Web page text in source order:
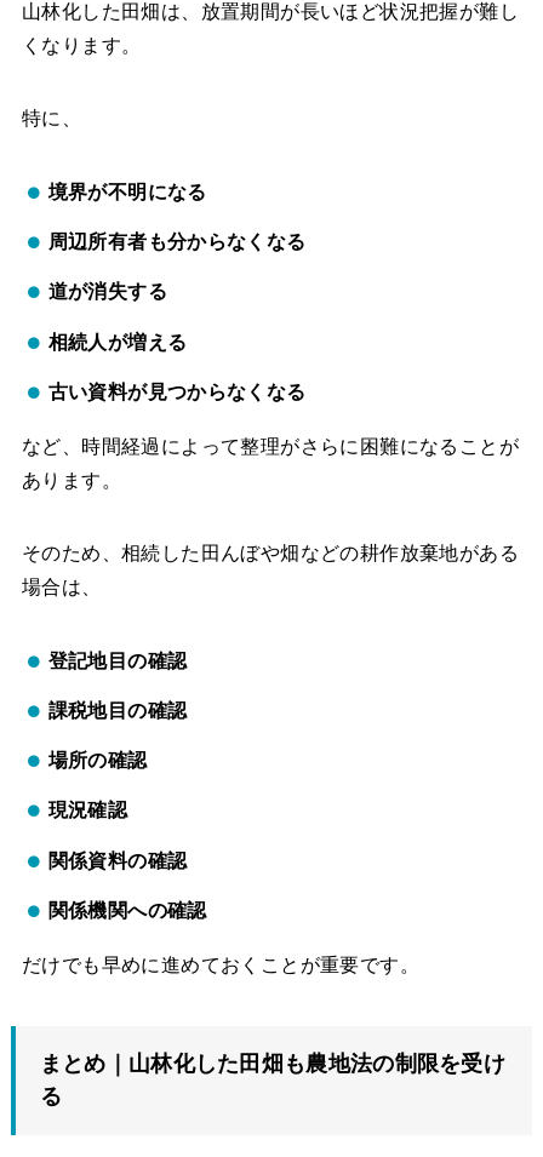
山林化した田畑は、放置期間が長いほど状況把握が難し
くなります。
特に、
境界が不明になる
周辺所有者も分からなくなる
道が消失する
相続人が増える
古い資料が見つからなくなる
など、時間経過によって整理がさらに困難になることが
あります。
そのため、相続した田んぼや畑などの耕作放棄地がある
場合は、
登記地目の確認
課税地目の確認
場所の確認
現況確認
関係資料の確認
関係機関への確認
だけでも早めに進めておくことが重要です。
まとめ｜山林化した田畑も農地法の制限を受け
る